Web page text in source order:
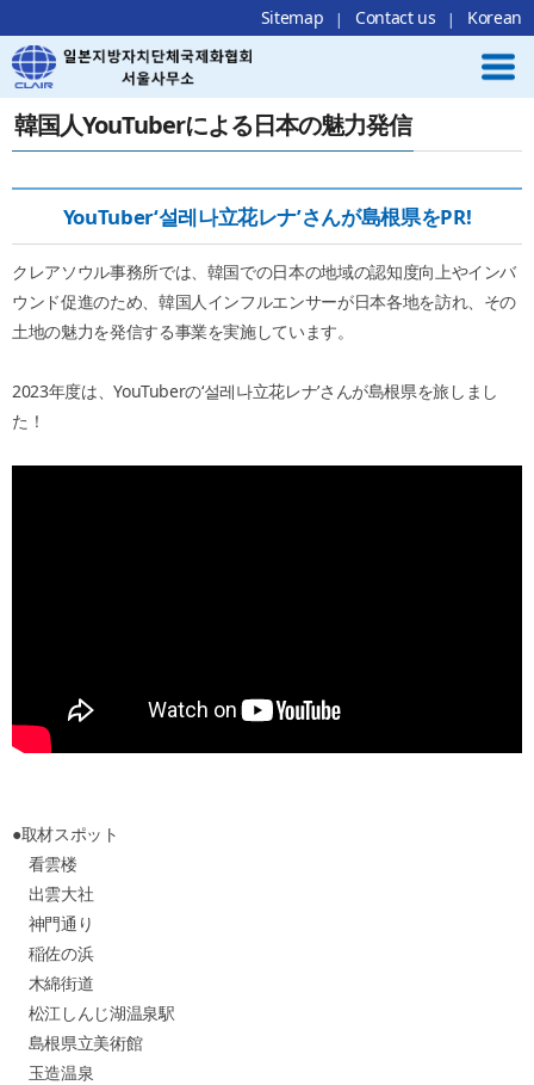
Local Navigation 바로가기
Contents 바로가기
Footer 바로가기
Sitemap Contact us Korean
韓国人YouTuberによる日本の魅力発信
YouTuber‘설레나立花レナ’さんが島根県をPR!
クレアソウル事務所では、韓国での日本の地域の認知度向上やインバ
ウンド促進のため、韓国人インフルエンサーが日本各地を訪れ、その
土地の魅力を発信する事業を実施しています。
2023年度は、YouTuberの‘설레나立花レナ’さんが島根県を旅しまし
た！
●取材スポット
看雲楼
出雲大社
神門通り
稲佐の浜
木綿街道
松江しんじ湖温泉駅
島根県立美術館
玉造温泉